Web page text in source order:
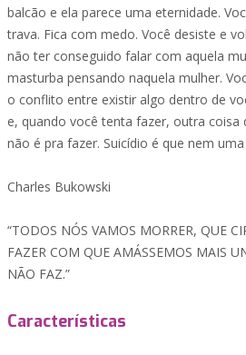
balcão e ela parece uma eternidade.
trava. Fica com medo. Você desiste e
não ter conseguido falar com aquela
masturba pensando naquela mulher.
o conflito entre existir algo dentro de
e, quando você tenta fazer, outra coisa
não é pra fazer. Suicídio é que nem
Charles Bukowski
“TODOS NÓS VAMOS MORRER, QUE
FAZER COM QUE AMÁSSEMOS MAIS
NÃO FAZ.”
Características